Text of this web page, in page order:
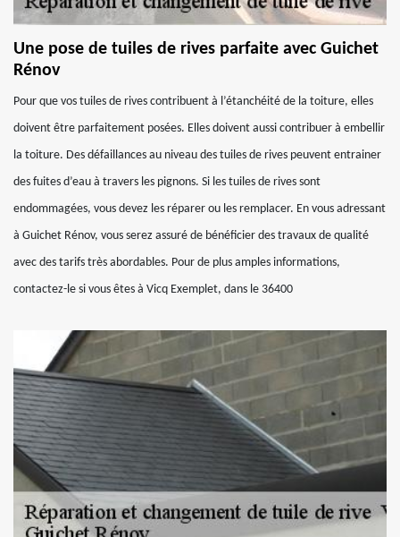
Une pose de tuiles de rives parfaite avec Guichet
Rénov
Pour que vos tuiles de rives contribuent à l’étanchéité de la toiture, elles
doivent être parfaitement posées. Elles doivent aussi contribuer à embellir
la toiture. Des défaillances au niveau des tuiles de rives peuvent entrainer
des fuites d’eau à travers les pignons. Si les tuiles de rives sont
endommagées, vous devez les réparer ou les remplacer. En vous adressant
à Guichet Rénov, vous serez assuré de bénéficier des travaux de qualité
avec des tarifs très abordables. Pour de plus amples informations,
contactez-le si vous êtes à Vicq Exemplet, dans le 36400